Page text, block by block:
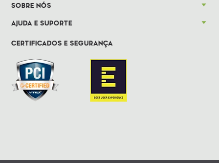
SOBRE NÓS
AJUDA E SUPORTE
CERTIFICADOS E SEGURANÇA